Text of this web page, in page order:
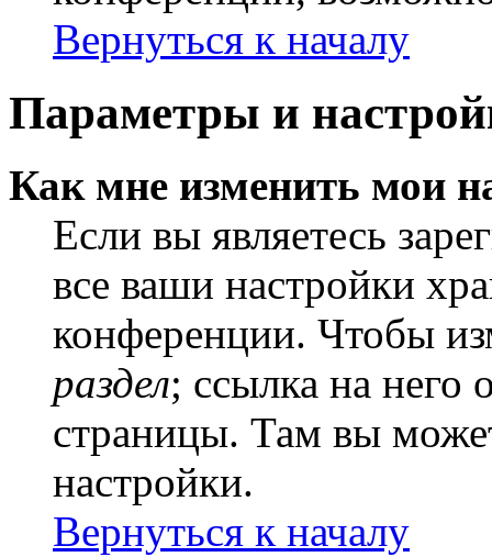
Вернуться к началу
Параметры и
Как мне изменить мои
Если вы являетесь
все ваши настройки
конференции. Чтобы
раздел; ссылка на него
страницы. Там вы
настройки.
Вернуться к началу